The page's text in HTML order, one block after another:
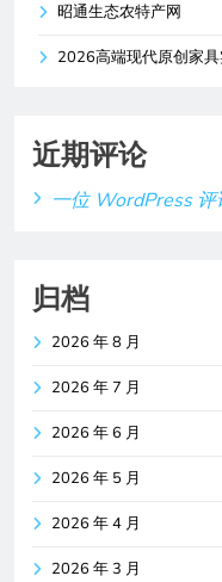
昭通生态农特产网
2026高端现代原创家
近期评论
一位 WordPress 评
归档
2026 年 8 月
2026 年 7 月
2026 年 6 月
2026 年 5 月
2026 年 4 月
2026 年 3 月